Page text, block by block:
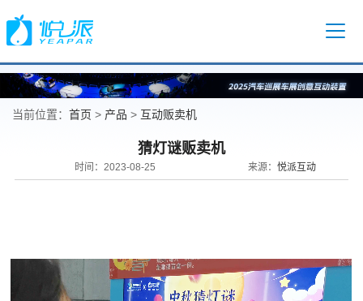
当前位置： 首页 > 产品 > 互动贩卖机
猜灯谜贩卖机
时间：2023-08-25 来源： 悦派互动